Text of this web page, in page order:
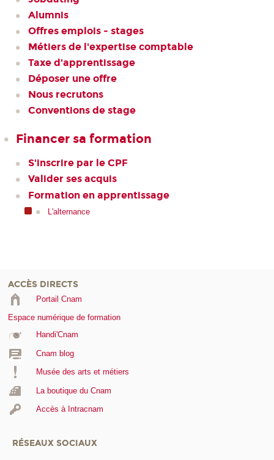
Alumnis
Offres emplois - stages
Métiers de l'expertise comptable
Taxe d'apprentissage
Déposer une offre
Nous recrutons
Conventions de stage
Financer sa formation
S'inscrire par le CPF
Valider ses acquis
Formation en apprentissage
L'alternance
ACCÈS DIRECTS
Portail Cnam
Espace numérique de formation
Handi'Cnam
Cnam blog
Musée des arts et métiers
La boutique du Cnam
Accès à Intracnam
RÉSEAUX SOCIAUX